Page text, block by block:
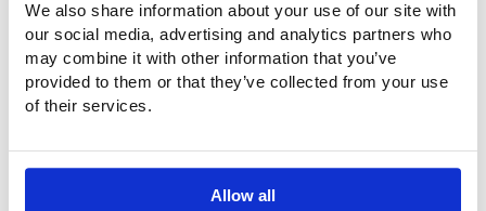
We also share information about your use of our site with
our social media, advertising and analytics partners who
may combine it with other information that you’ve
provided to them or that they’ve collected from your use
of their services.
Allow all